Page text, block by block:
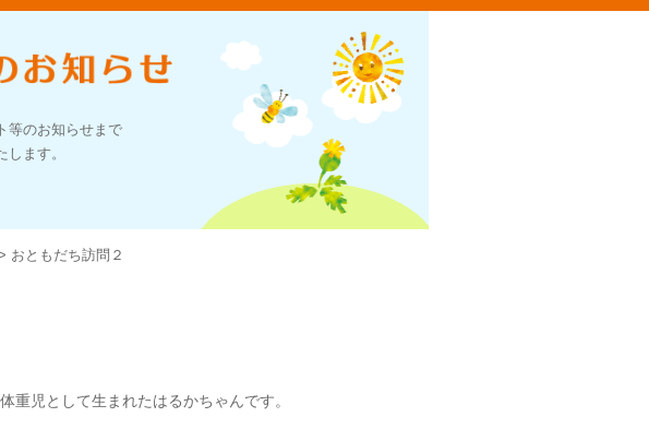
等のお知らせまで
ます。
おともだち訪問２
重児として生まれたはるかちゃんです。